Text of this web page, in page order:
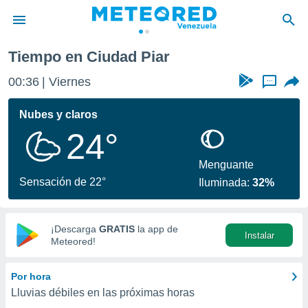
de
ha
calidad.
a este
las
y
digital
basada
Tiempo en Ciudad Piar
00:36 Viernes ...
Nubes y claros
24°
Sensación de 22°
Menguante
Iluminada:32%
¡Descarga GRATIS la app de
Meteored!
Instalar
Por hora
Lluvias débiles en las próximas horas